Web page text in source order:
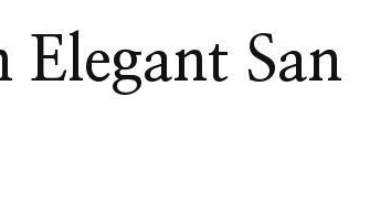
Elegant San